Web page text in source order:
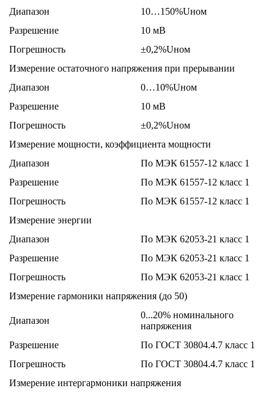
Диапазон
10…150%Uном
Разрешение
10 мВ
Погрешность
±0,2%Uном
Измерение остаточного напряжения при прерывании
Диапазон
0…10%Uном
Разрешение
10 мВ
Погрешность
±0,2%Uном
Измерение мощности, коэффициента мощности
Диапазон
По МЭК 61557-12 класс 1
Разрешение
По МЭК 61557-12 класс 1
Погрешность
По МЭК 61557-12 класс 1
Измерение энергии
Диапазон
По МЭК 62053-21 класс 1
Разрешение
По МЭК 62053-21 класс 1
Погрешность
По МЭК 62053-21 класс 1
Измерение гармоники напряжения (до 50)
Диапазон
0...20% номинального
напряжения
Разрешение
По ГОСТ 30804.4.7 класс 1
Погрешность
По ГОСТ 30804.4.7 класс 1
Измерение интергармоники напряжения